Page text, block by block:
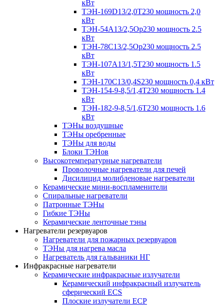
кВт
ТЭН-169D13/2,0T230 мощность 2,0
кВт
ТЭН-54А13/2,5Ор230 мощность 2.5
кВт
ТЭН-78С13/2,5Ор230 мощность 2.5
кВт
ТЭН-107А13/1,5Т230 мощность 1.5
кВт
ТЭН-170C13/0,4S230 мощность 0,4 кВт
ТЭН-154-9-8,5/1,4Т230 мощность 1.4
кВт
ТЭН-182-9-8,5/1,6Т230 мощность 1.6
кВт
ТЭНы воздушные
ТЭНы оребренные
ТЭНы для воды
Блоки ТЭНов
Высокотемпературные нагреватели
Проволочные нагреватели для печей
Дисилицид молибденовые нагреватели
Керамические мини-воспламенители
Спиральные нагреватели
Патронные ТЭНы
Гибкие ТЭНы
Керамические ленточные тэны
Нагреватели резервуаров
Нагреватели для пожарных резервуаров
ТЭНы для нагрева масла
Нагреватель для гальваники НГ
Инфракрасные нагреватели
Керамические инфракрасные излучатели
Керамический инфракрасный излучатель
сферический ECS
Плоские излучатели ECP